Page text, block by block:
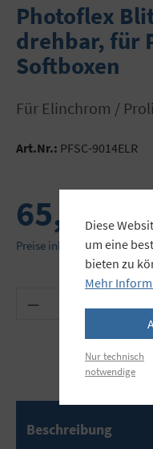
Photoflex
drehbar, für
Softboxen
für Elinchrom /
Art.Nr.: PFSC-9014ELR
65,90 €
Preise inkl. MwSt. zzgl.
Produkt Anzahl:
Beschreibung
Diese
um eine
bieten zu
Mehr
Nur technisch
notwendige